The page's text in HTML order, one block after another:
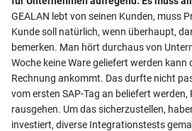
GEALAN lebt von seinen Kunden, muss
Kunde soll natürlich, wenn überhaupt,
bemerken. Man hört durchaus von
Woche keine Ware geliefert werden kann
Rechnung ankommt. Das durfte nicht
vom ersten SAP-Tag an beliefert
rausgehen. Um das sicherzustellen,
investiert, diverse Integrationstests